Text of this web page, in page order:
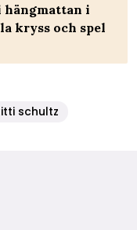
hängmattan i
kryss och spel
schultz